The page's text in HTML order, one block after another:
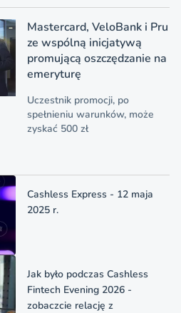
Mastercard, VeloBank i Pru
ze wspólną inicjatywą
promującą oszczędzanie na
emeryturę
Uczestnik promocji, po
spełnieniu warunków, może
zyskać 500 zł
Cashless Express - 12 maja
2025 r.
Jak było podczas Cashless
Fintech Evening 2026 -
zobaczcie relację z